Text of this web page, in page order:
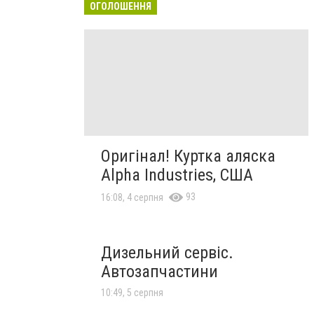
ОГОЛОШЕННЯ
Оригінал! Куртка аляска
Alpha Industries, США
16:08, 4 серпня 93
Дизельний сервіс.
Автозапчастини
10:49, 5 серпня